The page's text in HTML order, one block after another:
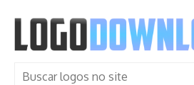
content
Search